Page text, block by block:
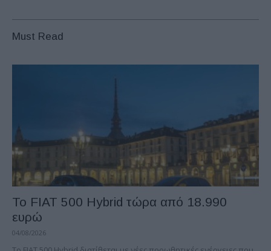
Must Read
Το FIAT 500 Hybrid τώρα από 18.990
ευρώ
04/08/2026